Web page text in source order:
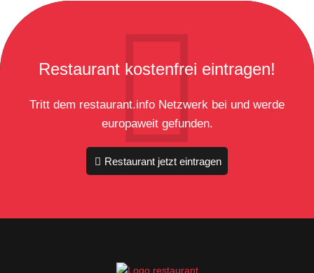
Restaurant kostenfrei eintragen!
Tritt dem restaurant.info Netzwerk bei und werde
europaweit gefunden.
Restaurant jetzt eintragen